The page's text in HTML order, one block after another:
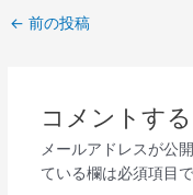
← 前の投稿
コメントする
メールアドレスが公
ている欄は必須項目